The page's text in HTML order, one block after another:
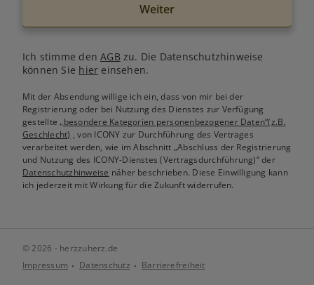
Weiter
Ich stimme denAGB zu. Die Datenschutzhinweise
können Sie hier einsehen.
Mit der Absendung willige ich ein, dass von mir bei der
Registrierung oder bei Nutzung des Dienstes zur Verfügung
gestellte„besondere Kategorien personenbezogener Daten“(z.B.
Geschlecht) , von ICONY zur Durchführung des Vertrages
verarbeitet werden, wie im Abschnitt „Abschluss der Registrierung
und Nutzung des ICONY-Dienstes (Vertragsdurchführung)“ der
Datenschutzhinweise näher beschrieben. Diese Einwilligung kann
ich jederzeit mit Wirkung für die Zukunft widerrufen.
© 2026 - herzzuherz.de
Impressum
Datenschutz Barrierefreiheit